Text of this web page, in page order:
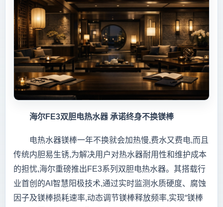
海尔FE3双胆电热水器 承诺终身不换镁棒
电热水器镁棒一年不换就会加热慢,费水又费电,而且
传统内胆易生锈,为解决用户对热水器耐用性和维护成本
的担忧,海尔重磅推出FE3系列双胆电热水器。其搭载行
业首创的AI智慧阳极技术,通过实时监测水质硬度、腐蚀
因子及镁棒损耗速率,动态调节镁棒释放频率,实现“镁棒